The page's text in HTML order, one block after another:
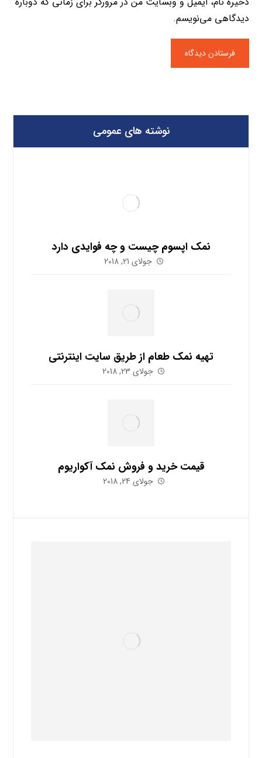
دیدگاهی می‌نویسم.
نوشته های عمومی
نمک اپسوم چیست و چه فوایدی دارد
جولای 21, 2018
تهیه نمک طعام از طریق سایت اینترنتی
جولای 23, 2018
قیمت خرید و فروش نمک آکواریوم
جولای 24, 2018